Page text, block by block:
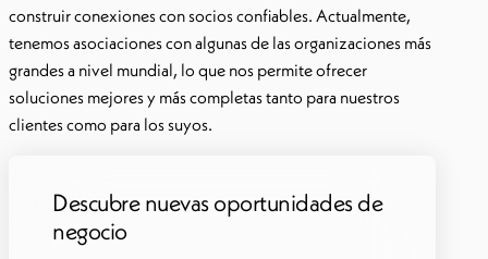
construir conexiones con socios confiables. Actualmente,
tenemos asociaciones con algunas de las organizaciones más
grandes a nivel mundial, lo que nos permite ofrecer
soluciones mejores y más completas tanto para nuestros
clientes como para los suyos.
Descubre nuevas oportunidades de
negocio